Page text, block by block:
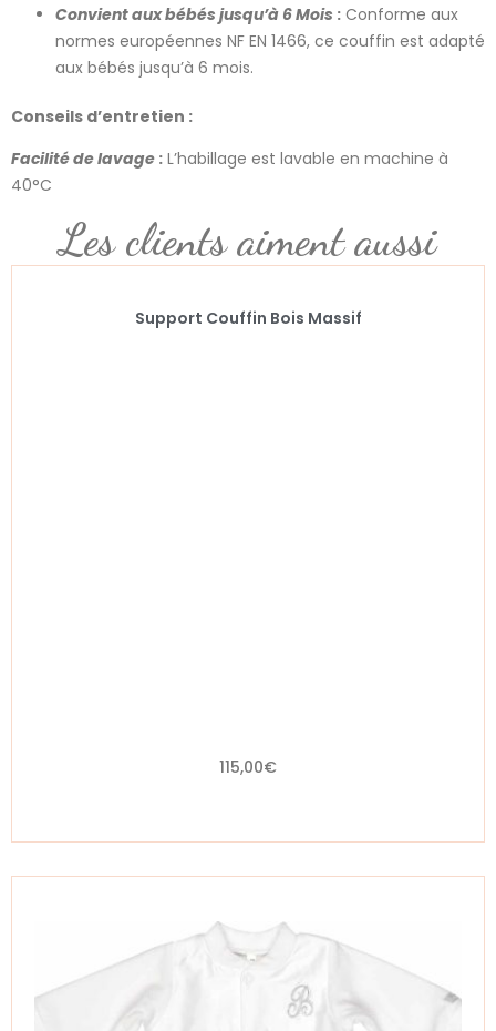
Convient aux bébés jusqu’à 6 Mois : Conforme aux
normes européennes NF EN 1466, ce couffin est adapté
aux bébés jusqu’à 6 mois.
Conseils d’entretien :
Facilité de lavage : L’habillage est lavable en machine à
40°C
Les clients aiment aussi
Support Couffin Bois Massif
115,00€